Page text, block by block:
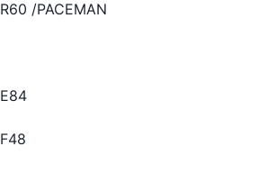
R60 /PACEMAN
E84
F48